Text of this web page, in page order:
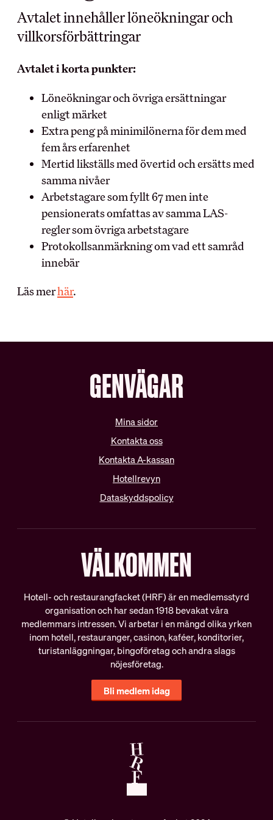
MEDLEMSKAPET
Kollektivavtal
Förtroendevald
Utbildningar
Försäkringar
Inkomst­försäkring
Pensionärsmedlem
Studerandemedlem
Ung i HRF
Uppdragsredovisning
RÅD OCH STÖD
OB-tillägg
Vår organisation
Schysta villkor
Internationella samarbeten
Lediga tjänster
BRANSCH OCH
Myndighet
Stipendium
forsknings- och
utvecklingsfond (BFUF)
och Restauranger
ARBETSGIVARE
About HRF
The membership
Everything related to your
Avtalet innehåller löneökningar och
villkorsförbättringar
Avtalet i korta punkter:
Löneökningar och övriga ersättningar
enligt märket
Extra peng på minimilönerna för dem med
fem års erfarenhet
Mertid likställs med övertid och ersätts med
samma nivåer
Arbetstagare som fyllt 67 men inte
pensionerats omfattas av samma LAS-
regler som övriga arbetstagare
Protokollsanmärkning om vad ett samråd
innebär
Läs merhär.
GENVÄGAR
Mina sidor
Kontakta oss
Kontakta A-kassan
Hotellrevyn
Dataskyddspolicy
VÄLKOMMEN
Hotell- och restaurangfacket (HRF) är en medlemsstyrd
organisation och har sedan 1918 bevakat våra
medlemmars intressen. Vi arbetar i en mängd olika yrken
inom hotell, restauranger, casinon, kaféer, konditorier,
turistanläggningar, bingoföretag och andra slags
nöjesföretag.
Bli medlem idag